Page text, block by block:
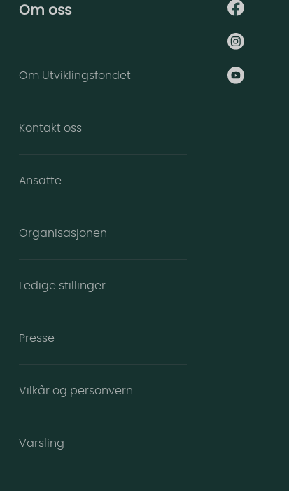
Om oss
Om Utviklingsfondet
Kontakt oss
Ansatte
Organisasjonen
Ledige stillinger
Presse
Vilkår og personvern
Varsling